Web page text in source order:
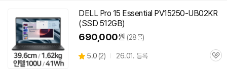
DELL Pro 15 Essential PV15250-UB02KR
(SSD 512GB)
690,000원 (28몰)
별
5.0 (상
2) 26.01. 등록
관